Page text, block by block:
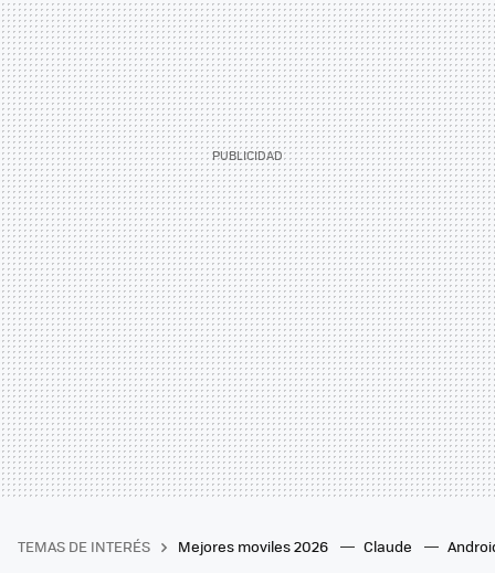
TEMAS DE INTERÉS Mejores moviles 2026 Claude